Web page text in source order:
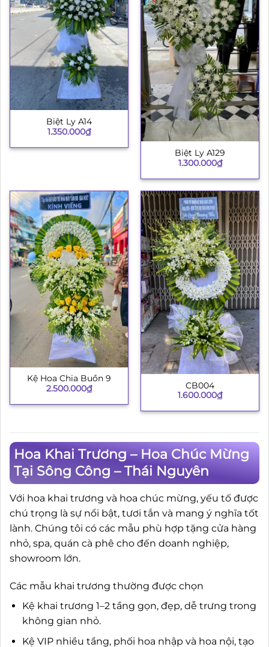
Biệt Ly A14
1.350.000₫
Biệt Ly A129
1.300.000₫
Kệ Hoa Chia Buồn 9
2.500.000₫
CB004
1.600.000₫
Hoa Khai Trương – Hoa Chúc Mừng
Tại Sông Công – Thái Nguyên
Với hoa khai trương và hoa chúc mừng, yếu tố được
chú trọng là sự nổi bật, tươi tắn và mang ý nghĩa tốt
lành. Chúng tôi có các mẫu phù hợp tặng cửa hàng
nhỏ, spa, quán cà phê cho đến doanh nghiệp,
showroom lớn.
Các mẫu khai trương thường được chọn
Kệ khai trương 1–2 tầng gọn, đẹp, dễ trưng trong
không gian nhỏ.
Kệ VIP nhiều tầng, phối hoa nhập và hoa nội, tạo